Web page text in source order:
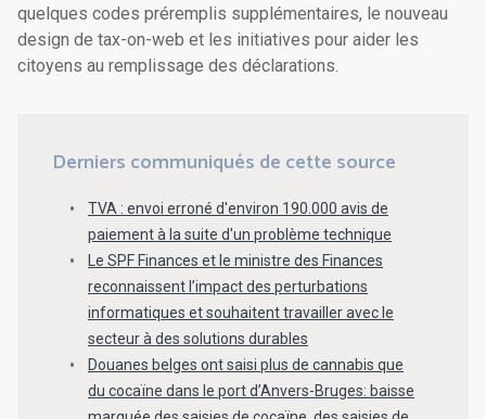
quelques codes préremplis supplémentaires, le nouveau
design de tax-on-web et les initiatives pour aider les
citoyens au remplissage des déclarations.
Derniers communiqués de cette source
TVA : envoi erroné d'environ 190.000 avis de
paiement à la suite d'un problème technique
Le SPF Finances et le ministre des Finances
reconnaissent l’impact des perturbations
informatiques et souhaitent travailler avec le
secteur à des solutions durables
Douanes belges ont saisi plus de cannabis que
du cocaïne dans le port d’Anvers-Bruges: baisse